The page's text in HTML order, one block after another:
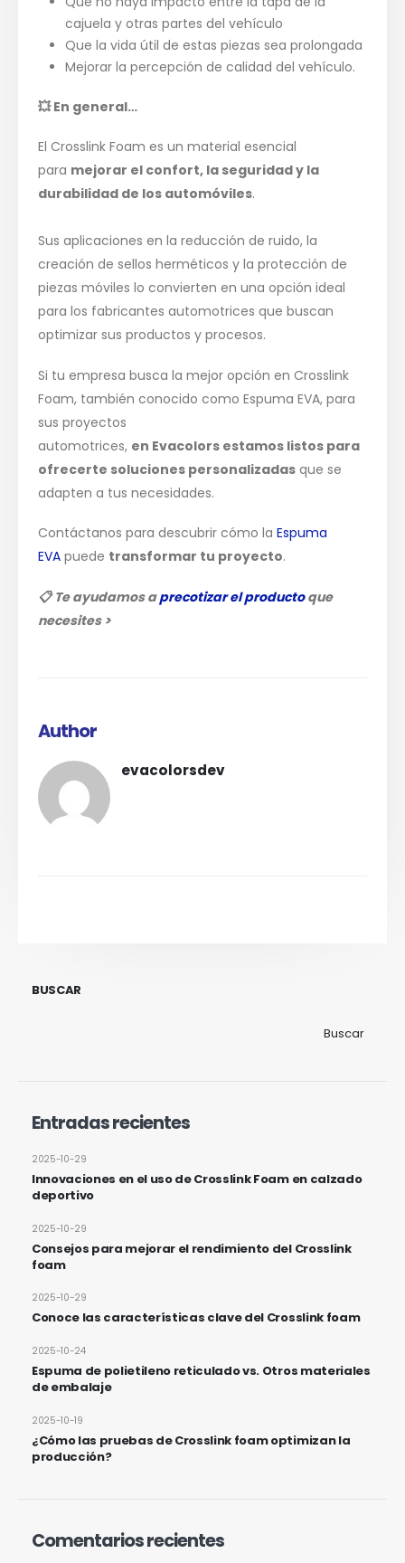
cajuela y otras partes del vehículo
Que la vida útil de estas piezas sea prolongada
Mejorar la percepción de calidad del vehículo.
💥En general…
El Crosslink Foam es un material esencial
para mejorar el confort, la seguridad y la
durabilidad de los automóviles.
Sus aplicaciones en la reducción de ruido, la
creación de sellos herméticos y la protección de
piezas móviles lo convierten en una opción ideal
para los fabricantes automotrices que buscan
optimizar sus productos y procesos.
Si tu empresa busca la mejor opción en Crosslink
Foam, también conocido como Espuma EVA, para
sus proyectos
automotrices, en Evacolors estamos listos para
ofrecerte soluciones personalizadas que se
adapten a tus necesidades.
Contáctanos para descubrir cómo laEspuma
EVA puede transformar tu proyecto.
📋Te ayudamos aprecotizar el productoque
necesites >
Author
evacolorsdev
BUSCAR
Buscar
Entradas recientes
Innovaciones en el uso de Crosslink Foam en calzado
deportivo
2025-10-29
Consejos para mejorar el rendimiento del Crosslink
foam
2025-10-29
Conoce las características clave del Crosslink foam
2025-10-29
Espuma de polietileno reticulado vs. Otros materiales
de embalaje
2025-10-24
¿Cómo las pruebas de Crosslink foam optimizan la
producción?
2025-10-19
Comentarios recientes